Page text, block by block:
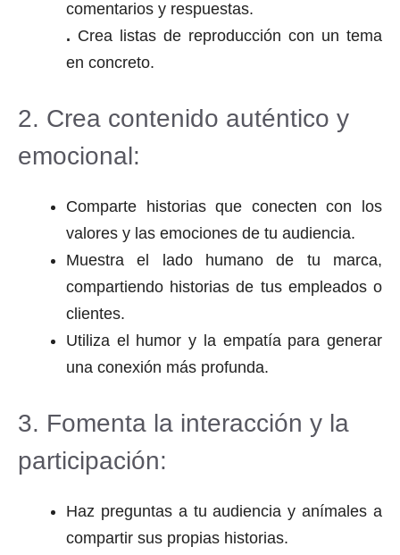
comentarios y respuestas.
. Crea listas de reproducción con un tema
en concreto.
2. Crea contenido auténtico y
emocional:
Comparte historias que conecten con los
valores y las emociones de tu audiencia.
Muestra el lado humano de tu marca,
compartiendo historias de tus empleados o
clientes.
Utiliza el humor y la empatía para generar
una conexión más profunda.
3. Fomenta la interacción y la
participación:
Haz preguntas a tu audiencia y anímales a
compartir sus propias historias.